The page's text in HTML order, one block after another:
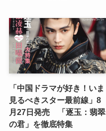
「中国ドラマが好き！いま
見るべきスター最前線」8
月27日発売 「逐玉：翡翠
の君」を徹底特集